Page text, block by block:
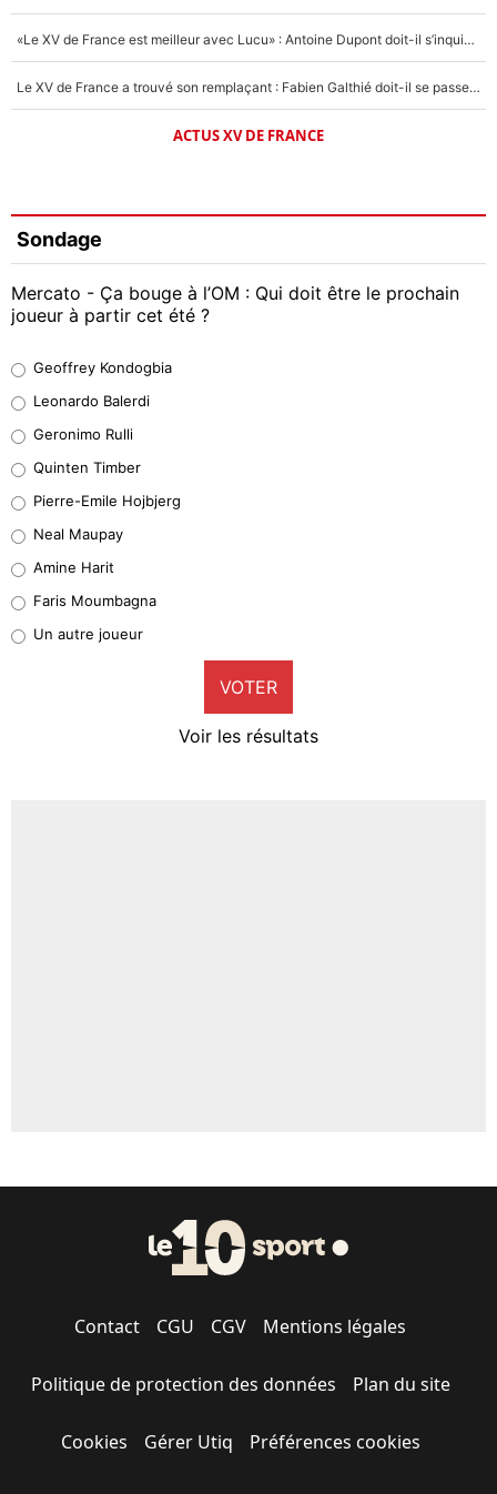
«Le XV de France est meilleur avec Lucu» : Antoine Dupont doit-il s’inquiéter pour sa place ?
Le XV de France a trouvé son remplaçant : Fabien Galthié doit-il se passer d'Antoine Dupont ?
ACTUS XV DE FRANCE
Sondage
Mercato - Ça bouge à l’OM : Qui doit être le prochain
joueur à partir cet été ?
38%
32%
4%
1%
9%
Geoffrey Kondogbia
Leonardo Balerdi
Geronimo Rulli
Quinten Timber
Pierre-Emile Hojbjerg
Neal Maupay
Amine Harit
Faris Moumbagna
Un autre joueur
VOTER
Voir les résultats
Contact CGU CGV Mentions légales
Politique de protection des données Plan du site
Cookies Gérer Utiq Préférences cookies